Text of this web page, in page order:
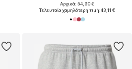
Αρχικά: 54,90 €
Τελευταία χαμηλότερη τιμή:43,11 €